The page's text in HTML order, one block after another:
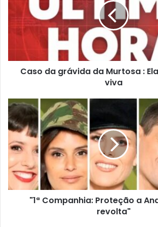
Caso da grávida da Murtosa :
viva
"1ª Companhia: Proteção a
revolta"